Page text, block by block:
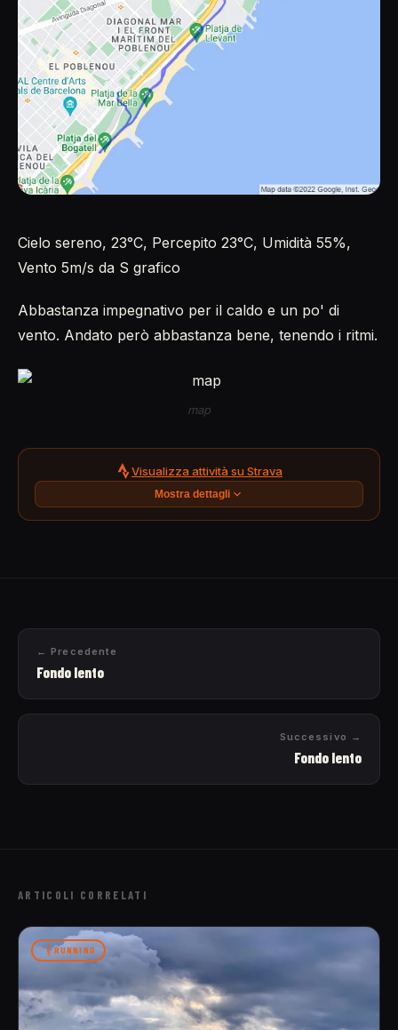
Cielo sereno, 23°C, Percepito 23°C, Umidità 55%,
Vento 5m/s da S grafico
Abbastanza impegnativo per il caldo e un po' di
vento. Andato però abbastanza bene, tenendo i ritmi.
map
Visualizza attività su Strava
Mostra dettagli
← Precedente
Fondo lento
Successivo →
Fondo lento
ARTICOLI CORRELATI
RUNNING